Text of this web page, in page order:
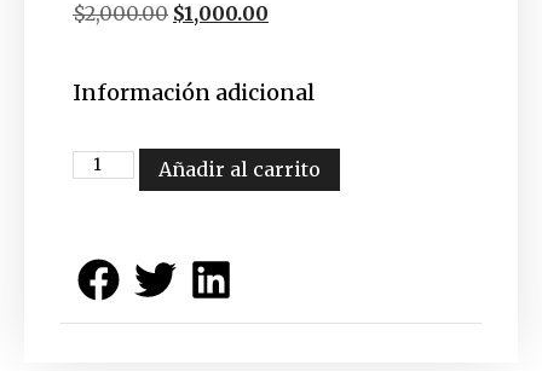
$2,000.00 $1,000.00
Información adicional
Añadir al carrito